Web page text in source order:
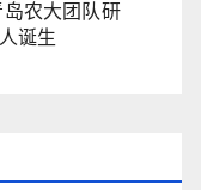
岛农大团队研
诞生